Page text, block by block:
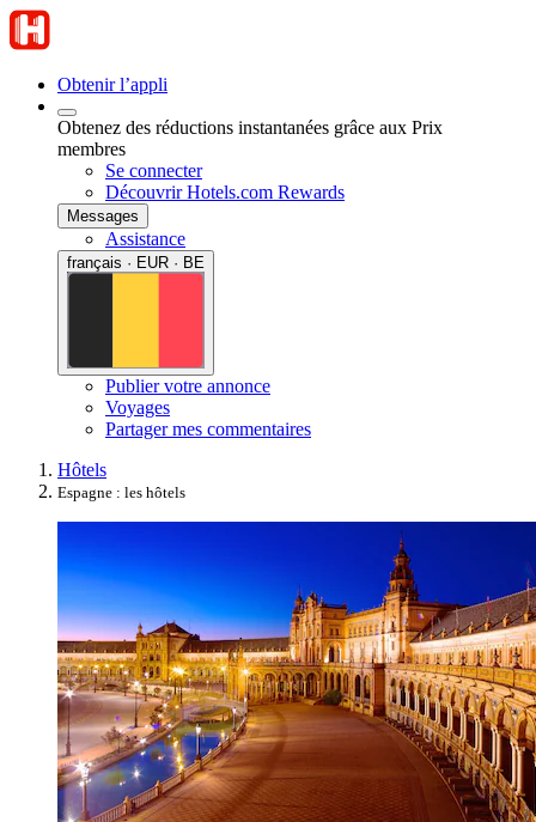
Obtenir l’appli
Obtenez des réductions instantanées grâce aux Prix
membres
Se connecter
Découvrir Hotels.com Rewards
Messages
Assistance
français · EUR · BE
Publier votre annonce
Voyages
Partager mes commentaires
Hôtels
Espagne : les hôtels